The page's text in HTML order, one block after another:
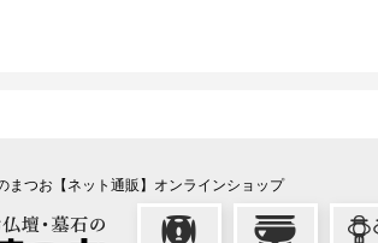
まつお【ネット通販】オンラインショップ